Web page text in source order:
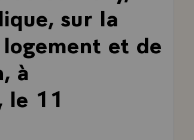
sur la
et de
à
le 11